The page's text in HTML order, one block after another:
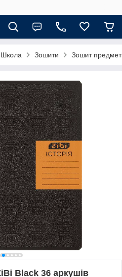
Школа Зошити Зошит
Black 36 аркушів